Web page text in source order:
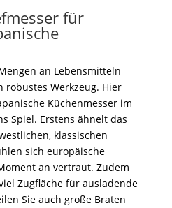
für
an Lebensmitteln
Werkzeug. Hier
Küchenmesser im
Spiel. Erstens ähnelt das
klassischen
sich europäische
an vertraut. Zudem
Zugfläche für ausladende
Sie auch große Braten